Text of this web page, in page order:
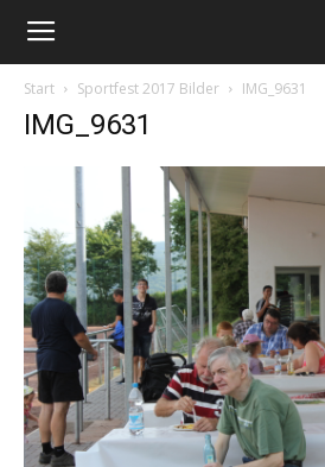
Start Sportfest 2017 Bilder IMG_9631
IMG_9631